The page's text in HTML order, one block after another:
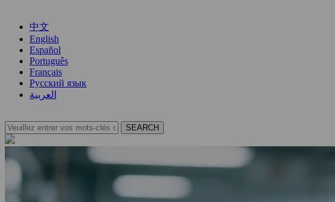
中文
English
Español
Português
Français
Русский язык
العربية